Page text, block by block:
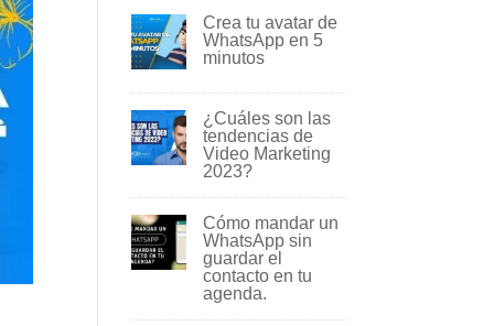
Crea tu avatar de
WhatsApp en 5
minutos
¿Cuáles son las
tendencias de
Video Marketing
2023?
Cómo mandar un
WhatsApp sin
guardar el
contacto en tu
agenda.